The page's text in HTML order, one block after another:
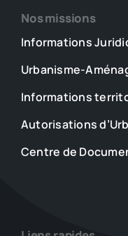
Nos missions
Informations
Urbanisme-
Informations
Autorisations
Centre de